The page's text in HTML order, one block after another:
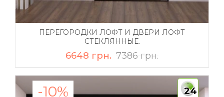
ПЕРЕГОРОДКИ ЛОФТ И ДВЕРИ ЛОФТ
СТЕКЛЯННЫЕ.
6648 грн. 7386 грн.
-10% 24